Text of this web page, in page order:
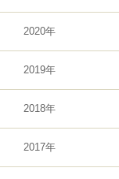
2020年
2019年
2018年
2017年